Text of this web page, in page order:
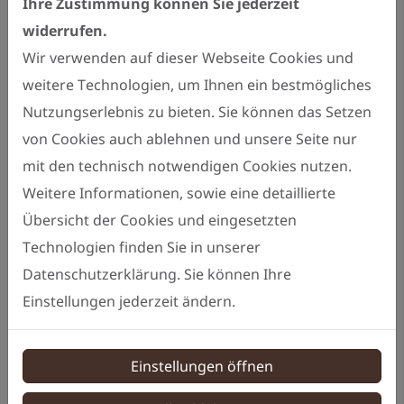
Stil passen.
Vielfältige Designs:
modernen, klassischen, rustikalen oder
zeitlosen Stil bevorzugen, unsere
Tischler können eine breite Palette von
Designs umsetzen, um Ihren
Geschmack und Ihre Ästhetik zu treffen.
Hochwertige Materialien:Wir
verwenden nur hochwertige Hölzer und
Materialien, um sicherzustellen, dass
Ihre Möbel nicht nur schön sind,
sondern auch langlebig und nachhaltig.
Tischler setzen auf traditionelle
Handwerkskunst, um Möbel mit Liebe
widerrufen.
Wir verwenden auf dieser Webseite Cookies und
weitere Technologien, um Ihnen ein bestmögliches
Nutzungserlebnis zu bieten. Sie können das Setzen
von Cookies auch ablehnen und unsere Seite nur
mit den technisch notwendigen Cookies nutzen.
Weitere Informationen, sowie eine detaillierte
Übersicht der Cookies und eingesetzten
Technologien finden Sie in unserer
Datenschutzerklärung. Sie können Ihre
Einstellungen jederzeit ändern.
Einstellungen öffnen